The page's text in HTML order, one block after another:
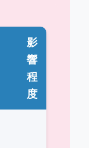
影
響
程
度